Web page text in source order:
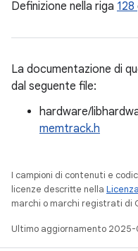
Definizione nella riga 128
La documentazione di
dal seguente file:
hardware/
memtrack.h
I campioni di contenuti e
licenze descritte nella
marchi o marchi registrati di
Ultimo aggiornamento 2025-